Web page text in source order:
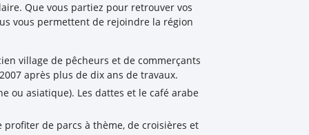
Que vous partiez pour retrouver vos
vous permettent de rejoindre la région
village de pêcheurs et de commerçants
après plus de dix ans de travaux.
ou asiatique). Les dattes et le café arabe
profiter de parcs à thème, de croisières et